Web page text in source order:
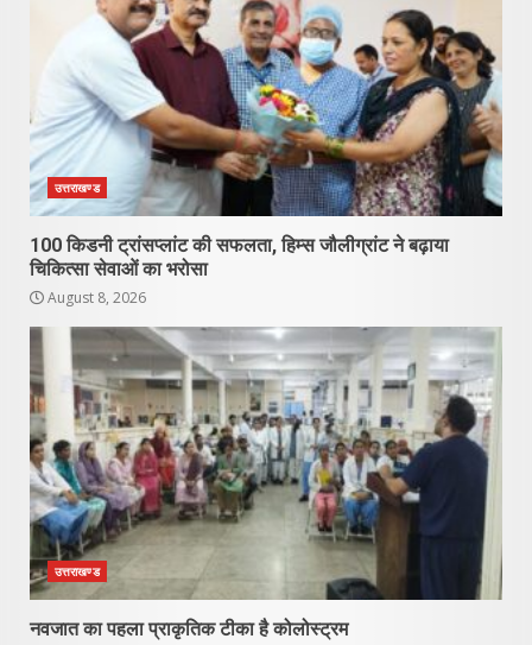
उत्तराखण्ड
100 किडनी ट्रांसप्लांट की सफलता, हिम्स जौलीग्रांट ने बढ़ाया
चिकित्सा सेवाओं का भरोसा
August 8, 2026
उत्तराखण्ड
नवजात का पहला प्राकृतिक टीका है कोलोस्ट्रम